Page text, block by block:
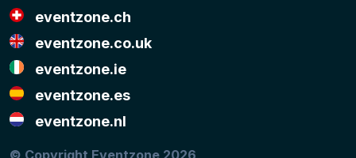
eventzone.ch
eventzone.co.uk
eventzone.ie
eventzone.es
eventzone.nl
© Copyright Eventzone 2026